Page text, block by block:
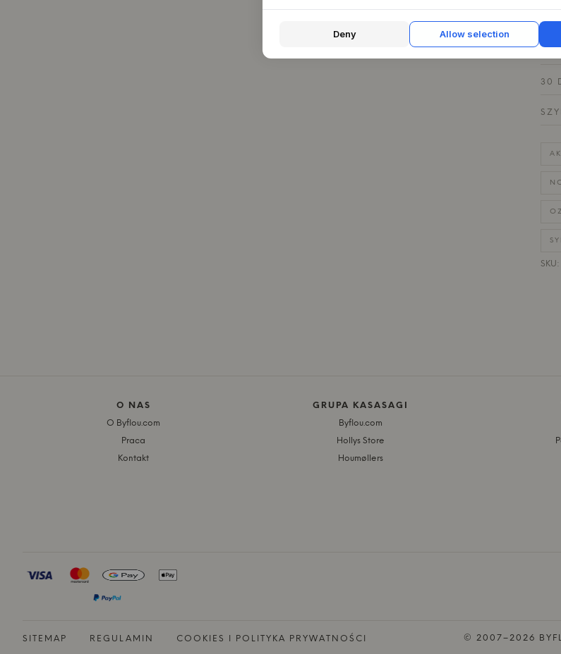
30
O NAS
O Byflou.com
Praca
Kontakt
GRUPA KASASAGI
Byflou.com
Hollys Store
Houmøllers
SITEMAP REGULAMIN COOKIES I POLITYKA PRYWATNOŚCI © 2007–2026
Deny Allow selection